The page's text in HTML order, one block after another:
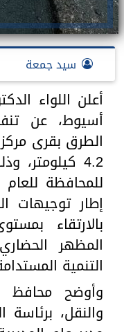
سيد جمعة
أعلن اللواء
أسيوط، عن
الطرق بقرى
4.2
إطار توجيهات
بالارتقاء
المظهر
التنمية المستدامة
وأوضح محافظ
والنقل،